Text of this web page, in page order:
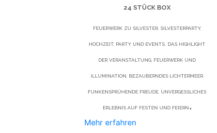
24 STÜCK BOX
FEUERWERK ZU SILVESTER, SILVESTERPARTY,
HOCHZEIT, PARTY UND EVENTS. DAS HIGHLIGHT
DER VERANSTALTUNG, FEUERWERK UND
ILLUMINATION, BEZAUBERNDES LICHTERMEER,
FUNKENSPRÜHENDE FREUDE, UNVERGESSLICHES
ERLEBNIS AUF FESTEN UND FEIERN .
Mehr erfahren